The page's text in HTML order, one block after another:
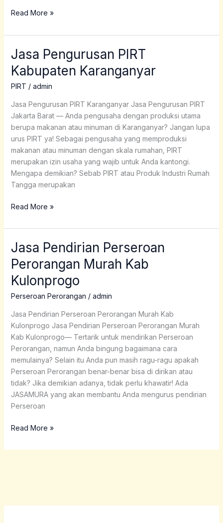
Read More »
Jasa Pengurusan PIRT
Kabupaten Karanganyar
PIRT / admin
Jasa Pengurusan PIRT Karanganyar Jasa Pengurusan PIRT
Jakarta Barat — Anda pengusaha dengan produksi utama
berupa makanan atau minuman di Karanganyar? Jangan lupa
urus PIRT ya! Sebagai pengusaha yang memproduksi
makanan atau minuman dengan skala rumahan, PIRT
merupakan izin usaha yang wajib untuk Anda kantongi.
Mengapa demikian? Sebab PIRT atau Produk Industri Rumah
Tangga merupakan
Jasa
PIRT
Kabupaten
Read More »
Jasa Pendirian Perseroan
Perorangan Murah Kab
Kulonprogo
Perseroan Perorangan / admin
Jasa Pendirian Perseroan Perorangan Murah Kab
Kulonprogo Jasa Pendirian Perseroan Perorangan Murah
Kab Kulonprogo— Tertarik untuk mendirikan Perseroan
Perorangan, namun Anda bingung bagaimana cara
memulainya? Selain itu Anda pun masih ragu-ragu apakah
Perseroan Perorangan benar-benar bisa di dirikan atau
tidak? Jika demikian adanya, tidak perlu khawatir! Ada
JASAMURA yang akan membantu Anda mengurus pendirian
Perseroan
Jasa
Perseroan
Perorangan
Kulonprogo
Read More »